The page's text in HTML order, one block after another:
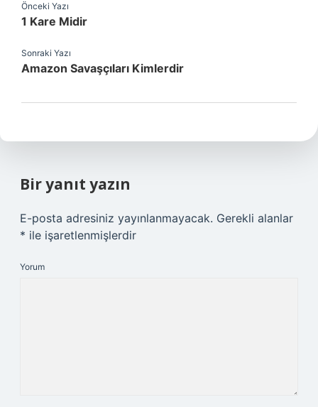
Önceki Yazı
1 Kare Midir
Sonraki Yazı
Amazon Savaşçıları Kimlerdir
Bir yanıt yazın
E-posta adresiniz yayınlanmayacak. Gerekli alanlar
* ile işaretlenmişlerdir
Yorum